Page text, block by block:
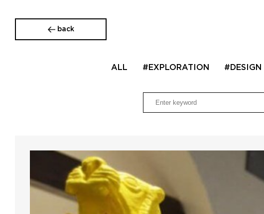
back
ALL #EXPLORATION #DESIGN